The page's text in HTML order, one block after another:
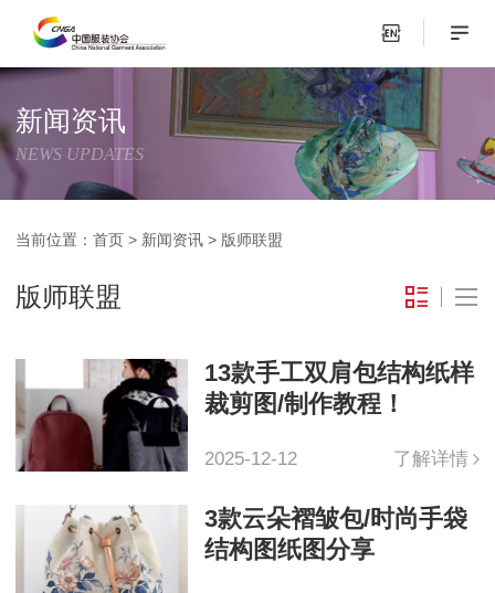
新闻资讯
NEWS UPDATES
当前位置：首页 > 新闻资讯 > 版师联盟
版师联盟
13款手工双肩包结构纸样
裁剪图/制作教程！
2025-12-12 了解详情
3款云朵褶皱包/时尚手袋
结构图纸图分享